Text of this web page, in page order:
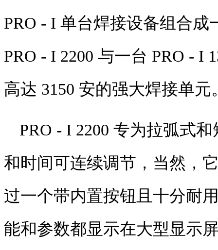
PRO - I 单台焊接设备组合成
PRO - I 2200 与一台 PRO - I
高达 3150 安的强大焊接单元
PRO - I 2200 专为拉弧式
和时间可连续调节，当然，
过一个带内置按钮且十分耐
能和参数都显示在大型显示